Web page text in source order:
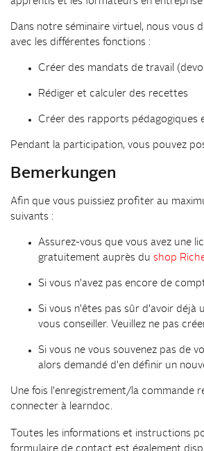
Dans notre séminaire virtuel, nous vous
avec les différentes fonctions :
Créer des mandats de travail
Rédiger et calculer des recettes
Créer des rapports pédagogiques
Pendant la participation, vous pouvez
Bemerkungen
Afin que vous puissiez profiter au
suivants :
Assurez-vous que vous avez une
gratuitement auprès du shop
Si vous n'avez pas encore de
Si vous n'êtes pas sûr d'avoir déjà
vous conseiller. Veuillez ne pas
Si vous ne vous souvenez pas de
alors demandé d'en définir un
Une fois l'enregistrement/la commande
connecter à learndoc.
Toutes les informations et instructions